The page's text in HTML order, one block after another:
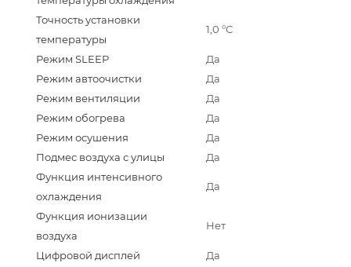
Точность установки
температуры
1,0 °С
Режим SLEEP
Да
Режим автоочистки
Да
Режим вентиляции
Да
Режим обогрева
Да
Режим осушения
Да
Подмес воздуха с улицы
Да
Функция интенсивного
охлаждения
Да
Функция ионизации
воздуха
Нет
Цифровой дисплей
Да